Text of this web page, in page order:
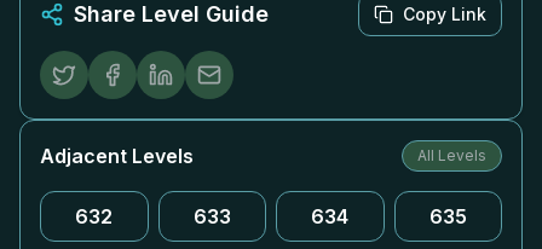
Share Level Guide Copy Link
Adjacent Levels All Levels
632 633 634 635